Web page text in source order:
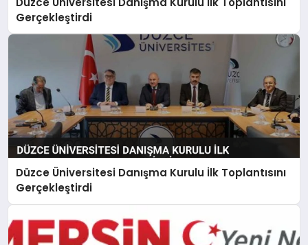
Gerçekleştirdi
Düzce Üniversitesi Danışma Kurulu İlk Toplantısını
Gerçekleştirdi